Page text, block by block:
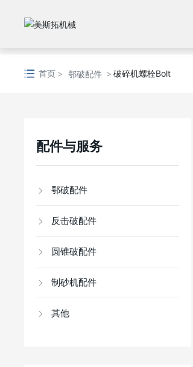
首页 鄂破配件 破碎机螺栓Bolt
配件与服务
鄂破配件
反击破配件
圆锥破配件
制砂机配件
其他